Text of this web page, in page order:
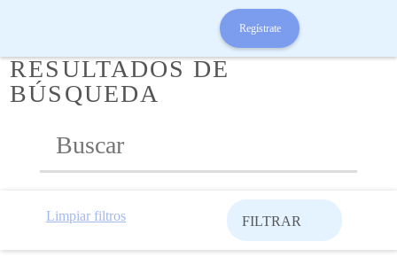
Regístrate
RESULTADOS DE
BÚSQUEDA
FILTRAR
Limpiar filtros